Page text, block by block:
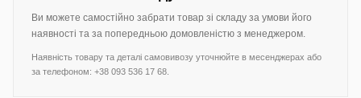
Ви можете самостійно забрати товар зі складу за умови його
наявності та за попередньою домовленістю з менеджером.
Наявність товару та деталі самовивозу уточнюйте в месенджерах або
за телефоном: +38 093 536 17 68.